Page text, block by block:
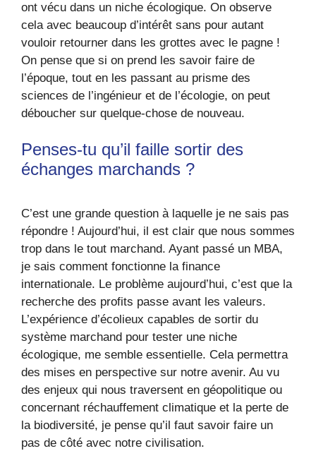
ont vécu dans un niche écologique. On observe
cela avec beaucoup d’intérêt sans pour autant
vouloir retourner dans les grottes avec le pagne !
On pense que si on prend les savoir faire de
l’époque, tout en les passant au prisme des
sciences de l’ingénieur et de l’écologie, on peut
déboucher sur quelque-chose de nouveau.
Penses-tu qu’il faille sortir des
échanges marchands ?
C’est une grande question à laquelle je ne sais pas
répondre ! Aujourd’hui, il est clair que nous sommes
trop dans le tout marchand. Ayant passé un MBA,
je sais comment fonctionne la finance
internationale. Le problème aujourd’hui, c’est que la
recherche des profits passe avant les valeurs.
L’expérience d’écolieux capables de sortir du
système marchand pour tester une niche
écologique, me semble essentielle. Cela permettra
des mises en perspective sur notre avenir. Au vu
des enjeux qui nous traversent en géopolitique ou
concernant réchauffement climatique et la perte de
la biodiversité, je pense qu’il faut savoir faire un
pas de côté avec notre civilisation.